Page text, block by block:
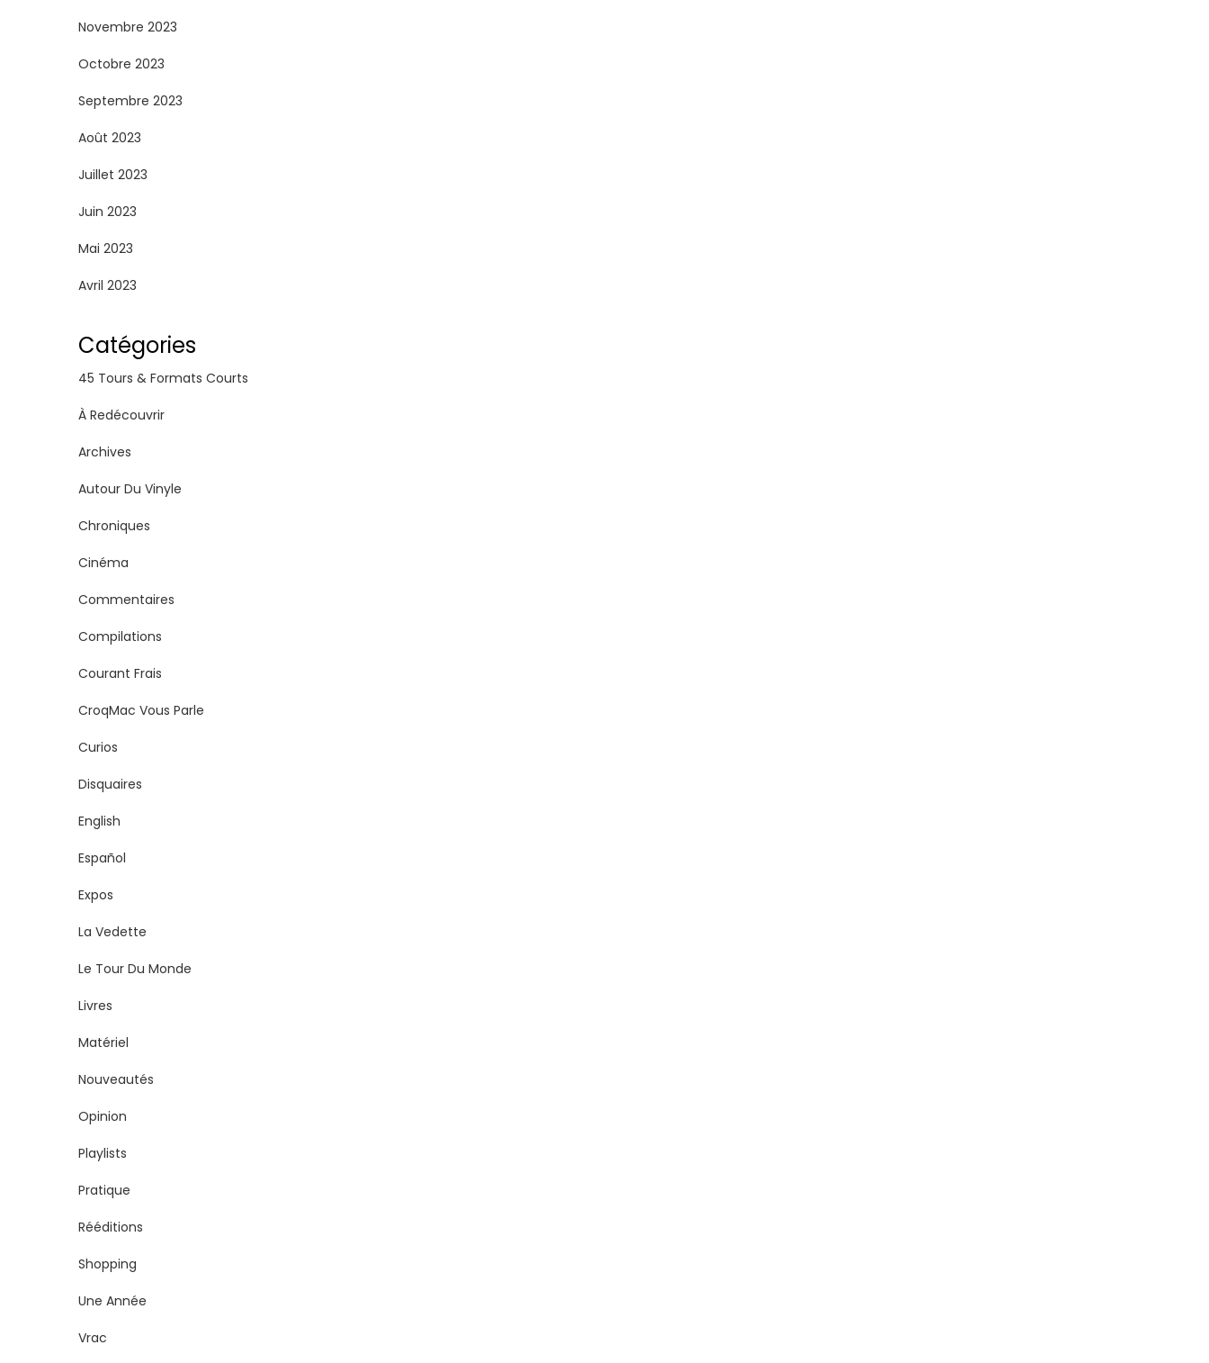
Novembre 2023
Octobre 2023
Septembre 2023
Août 2023
Juillet 2023
Juin 2023
Mai 2023
Avril 2023
Catégories
45 Tours & Formats Courts
À Redécouvrir
Archives
Autour Du Vinyle
Chroniques
Cinéma
Commentaires
Compilations
Courant Frais
CroqMac Vous Parle
Curios
Disquaires
English
Español
Expos
La Vedette
Le Tour Du Monde
Livres
Matériel
Nouveautés
Opinion
Playlists
Pratique
Rééditions
Shopping
Une Année
Vrac